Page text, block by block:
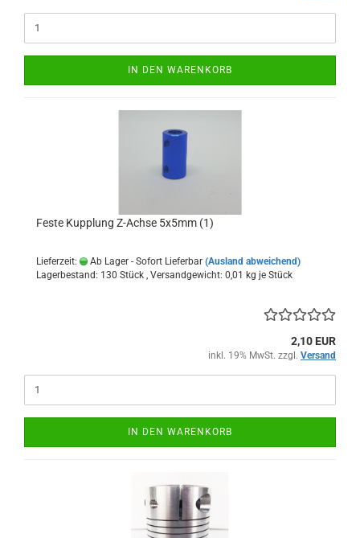
IN DEN WARENKORB
Feste Kupplung Z-Achse 5x5mm (1)
Lieferzeit: Ab Lager - Sofort Lieferbar (Ausland abweichend)
Lagerbestand: 130 Stück , Versandgewicht: 0,01 kg je Stück
2,10 EUR
inkl. 19% MwSt. zzgl. Versand
IN DEN WARENKORB